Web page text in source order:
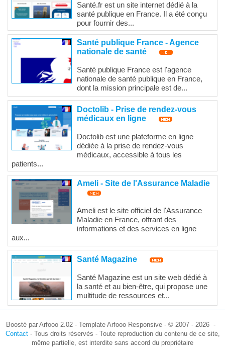
Santé.fr est un site internet dédié à la
santé publique en France. Il a été conçu
pour fournir des...
Santé publique France - Agence
nationale de santé
Santé publique France est l'agence
nationale de santé publique en France,
dont la mission principale est de...
Doctolib - Prise de rendez-vous
médicaux en ligne
Doctolib est une plateforme en ligne
dédiée à la prise de rendez-vous
médicaux, accessible à tous les
patients...
Ameli - Site de l'Assurance Maladie
Ameli est le site officiel de l'Assurance
Maladie en France, offrant des
informations et des services en ligne
aux...
Santé Magazine
Santé Magazine est un site web dédié à
la santé et au bien-être, qui propose une
multitude de ressources et...
Boosté par Arfooo 2.02 - Template Arfooo Responsive - © 2007 - 2026 -
Contact- Tous droits réservés - Toute reproduction du contenu de ce site,
même partielle, est interdite sans accord du propriétaire